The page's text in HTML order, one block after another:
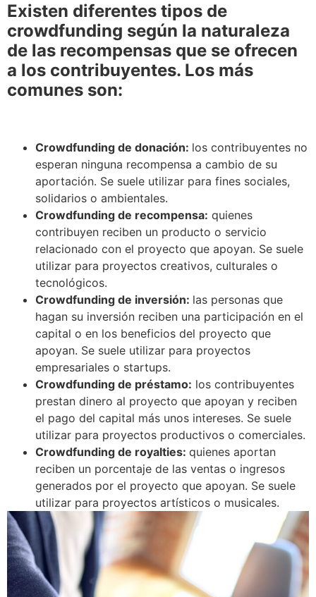
Existen diferentes tipos de
crowdfunding según la naturaleza
de las recompensas que se ofrecen
a los contribuyentes. Los más
comunes son:
Crowdfunding de donación: los contribuyentes no
esperan ninguna recompensa a cambio de su
aportación. Se suele utilizar para fines sociales,
solidarios o ambientales.
Crowdfunding de recompensa: quienes
contribuyen reciben un producto o servicio
relacionado con el proyecto que apoyan. Se suele
utilizar para proyectos creativos, culturales o
tecnológicos.
Crowdfunding de inversión: las personas que
hagan su inversión reciben una participación en el
capital o en los beneficios del proyecto que
apoyan. Se suele utilizar para proyectos
empresariales o startups.
Crowdfunding de préstamo: los contribuyentes
prestan dinero al proyecto que apoyan y reciben
el pago del capital más unos intereses. Se suele
utilizar para proyectos productivos o comerciales.
Crowdfunding de royalties: quienes aportan
reciben un porcentaje de las ventas o ingresos
generados por el proyecto que apoyan. Se suele
utilizar para proyectos artísticos o musicales.